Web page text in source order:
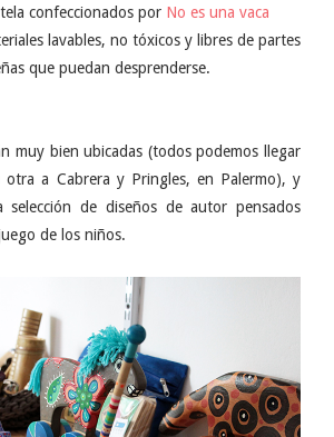
confeccionados por No es una vaca
lavables, no tóxicos y libres de partes
que puedan desprenderse.
muy bien ubicadas (todos podemos llegar
a Cabrera y Pringles, en Palermo), y
de diseños de autor pensados
de los niños.